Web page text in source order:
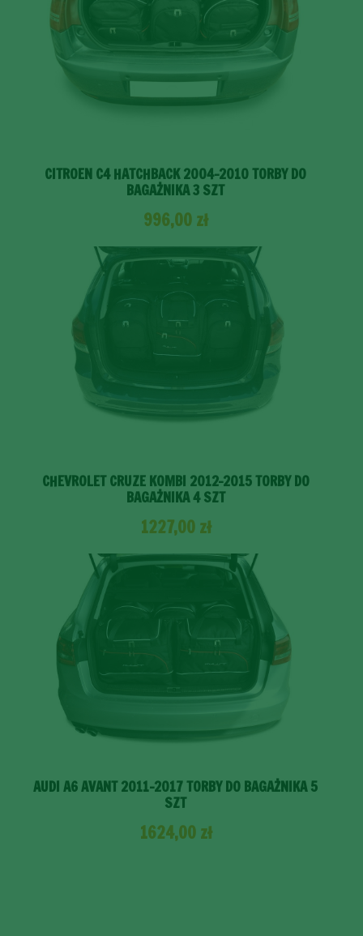
CITROEN C4 HATCHBACK 2004-2010 TORBY DO
BAGAŻNIKA 3 SZT
996,00 zł
CHEVROLET CRUZE KOMBI 2012-2015 TORBY DO
BAGAŻNIKA 4 SZT
1227,00 zł
AUDI A6 AVANT 2011-2017 TORBY DO BAGAŻNIKA 5
SZT
1624,00 zł